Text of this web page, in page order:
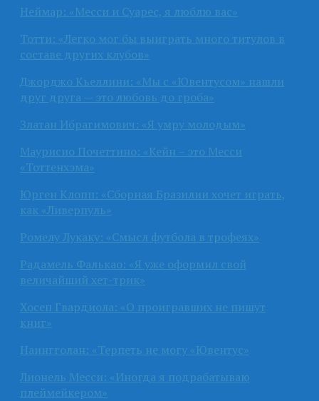
Неймар: «Месси и Суарес, я люблю вас»
Тотти: «Легко мог бы выиграть много титулов в
составе других клубов»
Джорджо Кьеллини: «Мы с «Ювентусом» нашли
друг друга — это любовь до гроба»
Златан Ибрагимович: «Я умру молодым»
Маурисио Почеттино: «Кейн – это Месси
«Тоттенхэма»
Юрген Клопп: «Сборная Бразилии хочет играть,
как «Ливерпуль»
Ромелу Лукаку: «Смысл футбола в трофеях»
Радамель Фалькао: «Я уже оформил свой
величайший хет-трик»
Хосеп Гвардиола: «О проигравших не пишут
книг»
Наингголан: «Терпеть не могу «Ювентус»
Лионель Месси: «Иногда я подрабатываю
плеймейкером»